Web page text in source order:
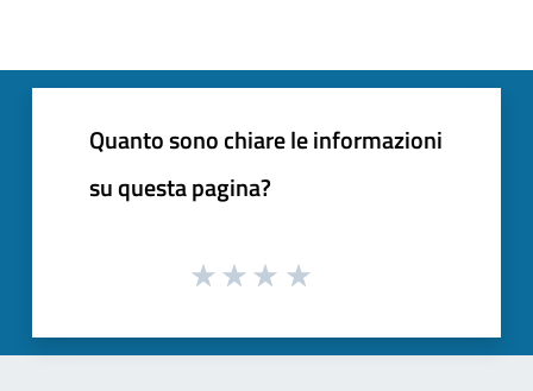
Quanto sono chiare le informazioni
su questa pagina?